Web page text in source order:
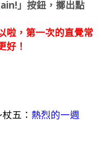
」 按鈕，擲出點
啦，第一次的直覺常
好！
五： 熱烈的一週